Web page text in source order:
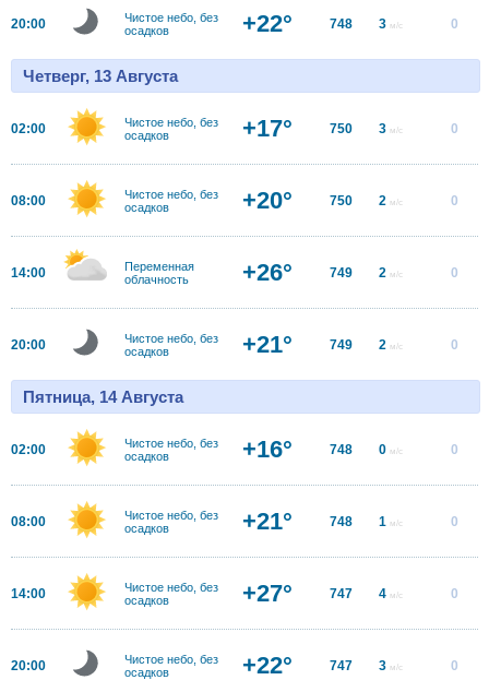
20:00
Чистое небо, без
осадков
+22° 748 3 м/с 0
Четверг, 13 Августа
02:00
Чистое небо, без
осадков
+17° 750 3 м/с 0
08:00
Чистое небо, без
осадков
+20° 750 2 м/с 0
14:00
Переменная
облачность
+26° 749 2 м/с 0
20:00
Чистое небо, без
осадков
+21° 749 2 м/с 0
Пятница, 14 Августа
02:00
Чистое небо, без
осадков
+16° 748 0 м/с 0
08:00
Чистое небо, без
осадков
+21° 748 1 м/с 0
14:00
Чистое небо, без
осадков
+27° 747 4 м/с 0
20:00
Чистое небо, без
осадков
+22° 747 3 м/с 0